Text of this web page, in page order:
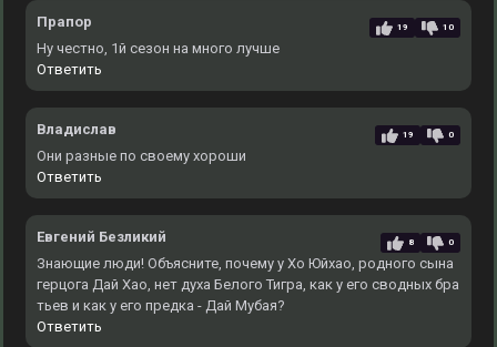
Прапор 19 10
Ну честно, 1й сезон на много лучше
Ответить
Владислав 19 0
Они разные по своему хороши
Ответить
Евгений Безликий 8 0
Знающие люди! Объясните, почему у Хо Юйхао, родного сына
герцога Дай Хао, нет духа Белого Тигра, как у его сводных бра
тьев и как у его предка - Дай Мубая?
Ответить